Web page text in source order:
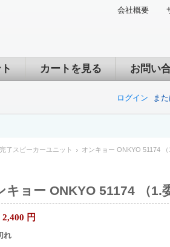
会社概要
カートを見る お問い
ログイン ま
了スピーカーユニット オンキョー ONKYO 51174 （
キョー ONKYO 51174 （1.
2,400 円
れ